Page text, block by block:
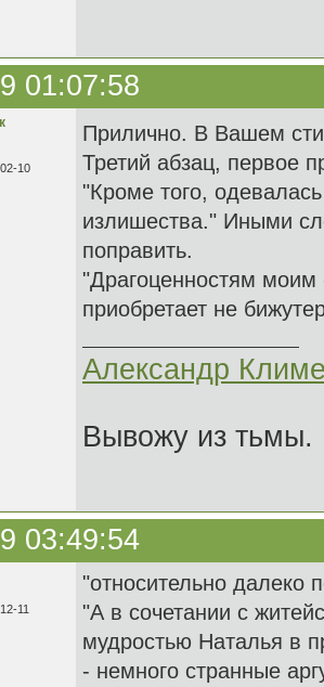
01:07:58
10
Прилично. В Вашем
Третий абзац, первое
"Кроме того,
излишества." Иными
поправить.
"Драгоценностям
приобретает не
Александр
Вывожу из тьмы.
03:49:54
11
"относительно далеко
"А в сочетании с
мудростью Наталья в
- немного странные